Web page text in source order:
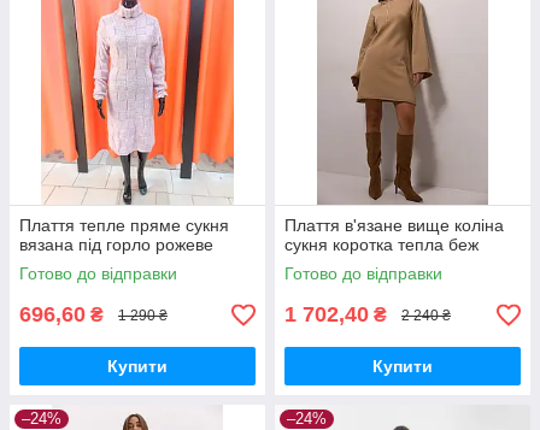
Плаття тепле пряме сукня
вязана під горло рожеве
Готово до відправки
696,60 ₴ 1 290 ₴
Купити
Плаття в'язане вище коліна
сукня коротка тепла беж
Готово до відправки
1 702,40 ₴ 2 240 ₴
Купити
–24% –24%